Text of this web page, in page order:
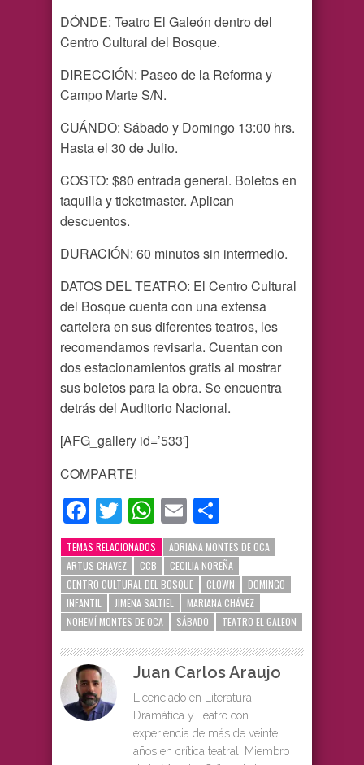
DÓNDE: Teatro El Galeón dentro del
Centro Cultural del Bosque.
DIRECCIÓN: Paseo de la Reforma y
Campo Marte S/N.
CUÁNDO: Sábado y Domingo 13:00 hrs.
Hasta el 30 de Julio.
COSTO: $80 entrada general. Boletos en
taquilla y ticketmaster. Aplican
descuentos.
DURACIÓN: 60 minutos sin intermedio.
DATOS DEL TEATRO: El Centro Cultural
del Bosque cuenta con una extensa
cartelera en sus diferentes teatros, les
recomendamos revisarla. Cuentan con
dos estacionamientos gratis al mostrar
sus boletos para la obra. Se encuentra
detrás del Auditorio Nacional.
[AFG_gallery id=’533′]
COMPARTE!
Facebook
TwitterWhatsApp
Email
TEMAS RELACIONADOS
ADRIANA MONTES DE OCA
ARTUS CHAVEZ
CCB
CECILIA NOREÑA
CENTRO CULTURAL DEL BOSQUE
CLOWN
DOMINGO
INFANTIL
JIMENA SALTIEL
MARIANA CHÁVEZ
NOHEMÍ MONTES DE OCA
SÁBADO TEATRO EL GALEON
Juan Carlos Araujo
Licenciado en Literatura
Dramática y Teatro con
experiencia de más de veinte
años en crítica teatral. Miembro